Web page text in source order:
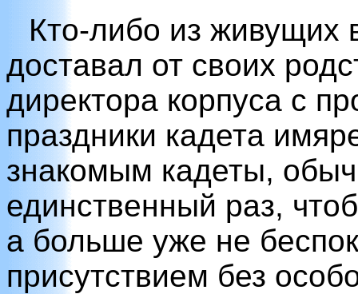
Кто-либо из живущих
доставал от своих
директора корпуса с
праздники кадета
знакомым кадеты,
единственный раз,
а больше уже не
присутствием без